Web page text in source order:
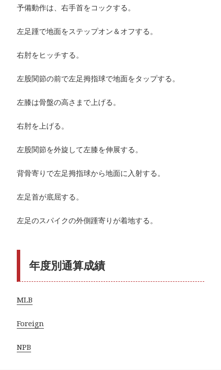
予備動作は、右手首をコックする。
左足踵で地面をステップオン＆オフする。
右肘をヒッチする。
左股関節の前で左足拇指球で地面をタップする。
左膝は骨盤の高さまで上げる。
右肘を上げる。
左股関節を外旋して左膝を伸展する。
背骨寄りで左足拇指球から地面に入射する。
左足首が底屈する。
左足のスパイクの外側踵寄りが着地する。
年度別通算成績
MLB
Foreign
NPB